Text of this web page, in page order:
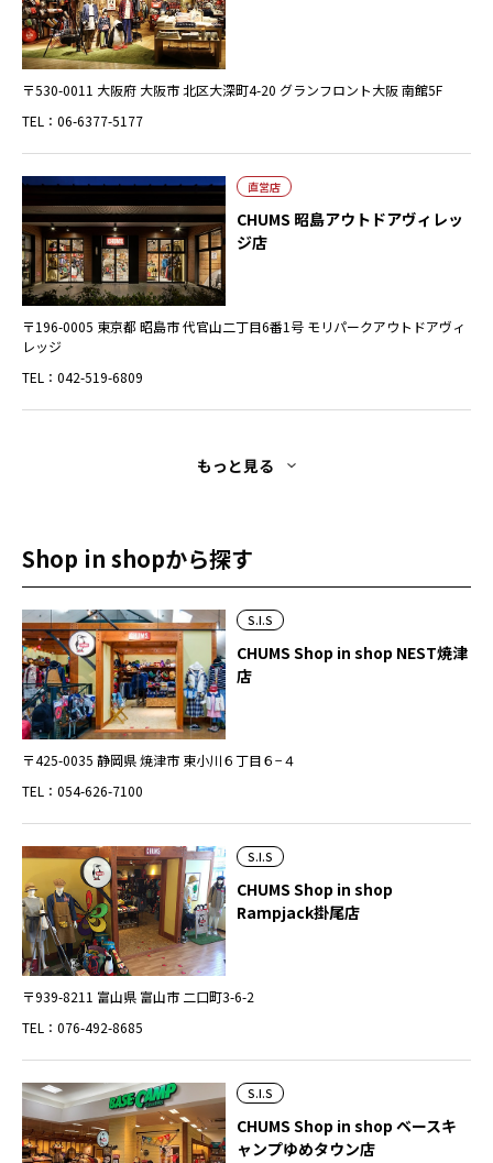
〒530-0011 大阪府 大阪市 北区大深町4-20 グランフロント大阪 南館5F
TEL：06-6377-5177
直営店
CHUMS 昭島アウトドアヴィレッ
ジ店
〒196-0005 東京都 昭島市 代官山二丁目6番1号 モリパークアウトドアヴィ
レッジ
TEL：042-519-6809
もっと見る
Shop in shopから探す
S.I.S
CHUMS Shop in shop NEST焼津
店
〒425-0035 静岡県 焼津市 東小川６丁目６−４
TEL：054-626-7100
S.I.S
CHUMS Shop in shop
Rampjack掛尾店
〒939-8211 富山県 富山市 二口町3-6-2
TEL：076-492-8685
S.I.S
CHUMS Shop in shop ベースキ
ャンプゆめタウン店